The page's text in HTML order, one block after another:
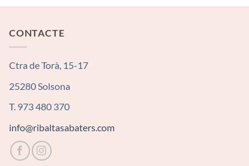
CONTACTE
Ctra de Torà, 15-17
25280 Solsona
T. 973 480 370
info@ribaltasabaters.com